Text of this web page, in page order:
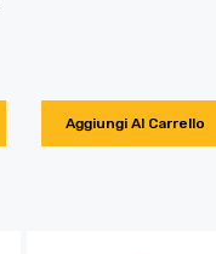
Aggiungi Al Carrello